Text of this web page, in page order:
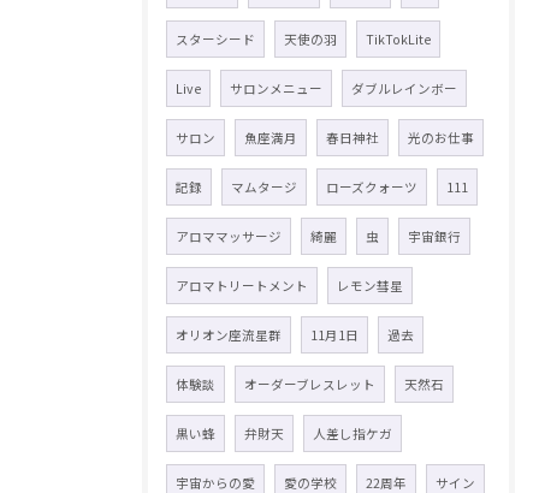
スターシード 天使の羽 TikTokLite
Live サロンメニュー ダブルレインボー
サロン 魚座満月 春日神社 光のお仕事
記録 マムタージ ローズクォーツ 111
アロママッサージ 綺麗 虫 宇宙銀行
アロマトリートメント レモン彗星
オリオン座流星群 11月1日 過去
体験談 オーダーブレスレット 天然石
黒い蜂 弁財天 人差し指ケガ
宇宙からの愛 愛の学校 22周年 サイン